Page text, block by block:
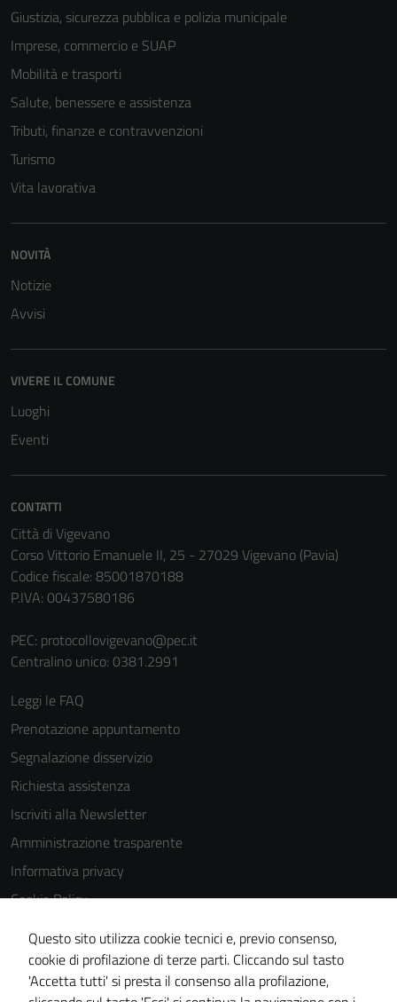
Giustizia, sicurezza pubblica e polizia municipale
Imprese, commercio e SUAP
Mobilità e trasporti
Salute, benessere e assistenza
Tributi, finanze e contravvenzioni
Turismo
Vita lavorativa
NOVITÀ
Notizie
Avvisi
VIVERE IL COMUNE
Luoghi
Eventi
CONTATTI
Città di Vigevano
Corso Vittorio Emanuele II, 25 - 27029 Vigevano (Pavia)
Codice fiscale: 85001870188
P.IVA: 00437580186
PEC: protocollovigevano@pec.it
Centralino unico: 0381.2991
Leggi le FAQ
Prenotazione appuntamento
Segnalazione disservizio
Richiesta assistenza
Iscriviti alla Newsletter
Amministrazione trasparente
Informativa privacy
Cookie Policy
Media policy
Note legali
Dichiarazione di accessibilità
Questo sito utilizza cookie tecnici e, previo consenso,
cookie di profilazione di terze parti. Cliccando sul tasto
'Accetta tutti' si presta il consenso alla profilazione,
funzionamento
non raccolgono